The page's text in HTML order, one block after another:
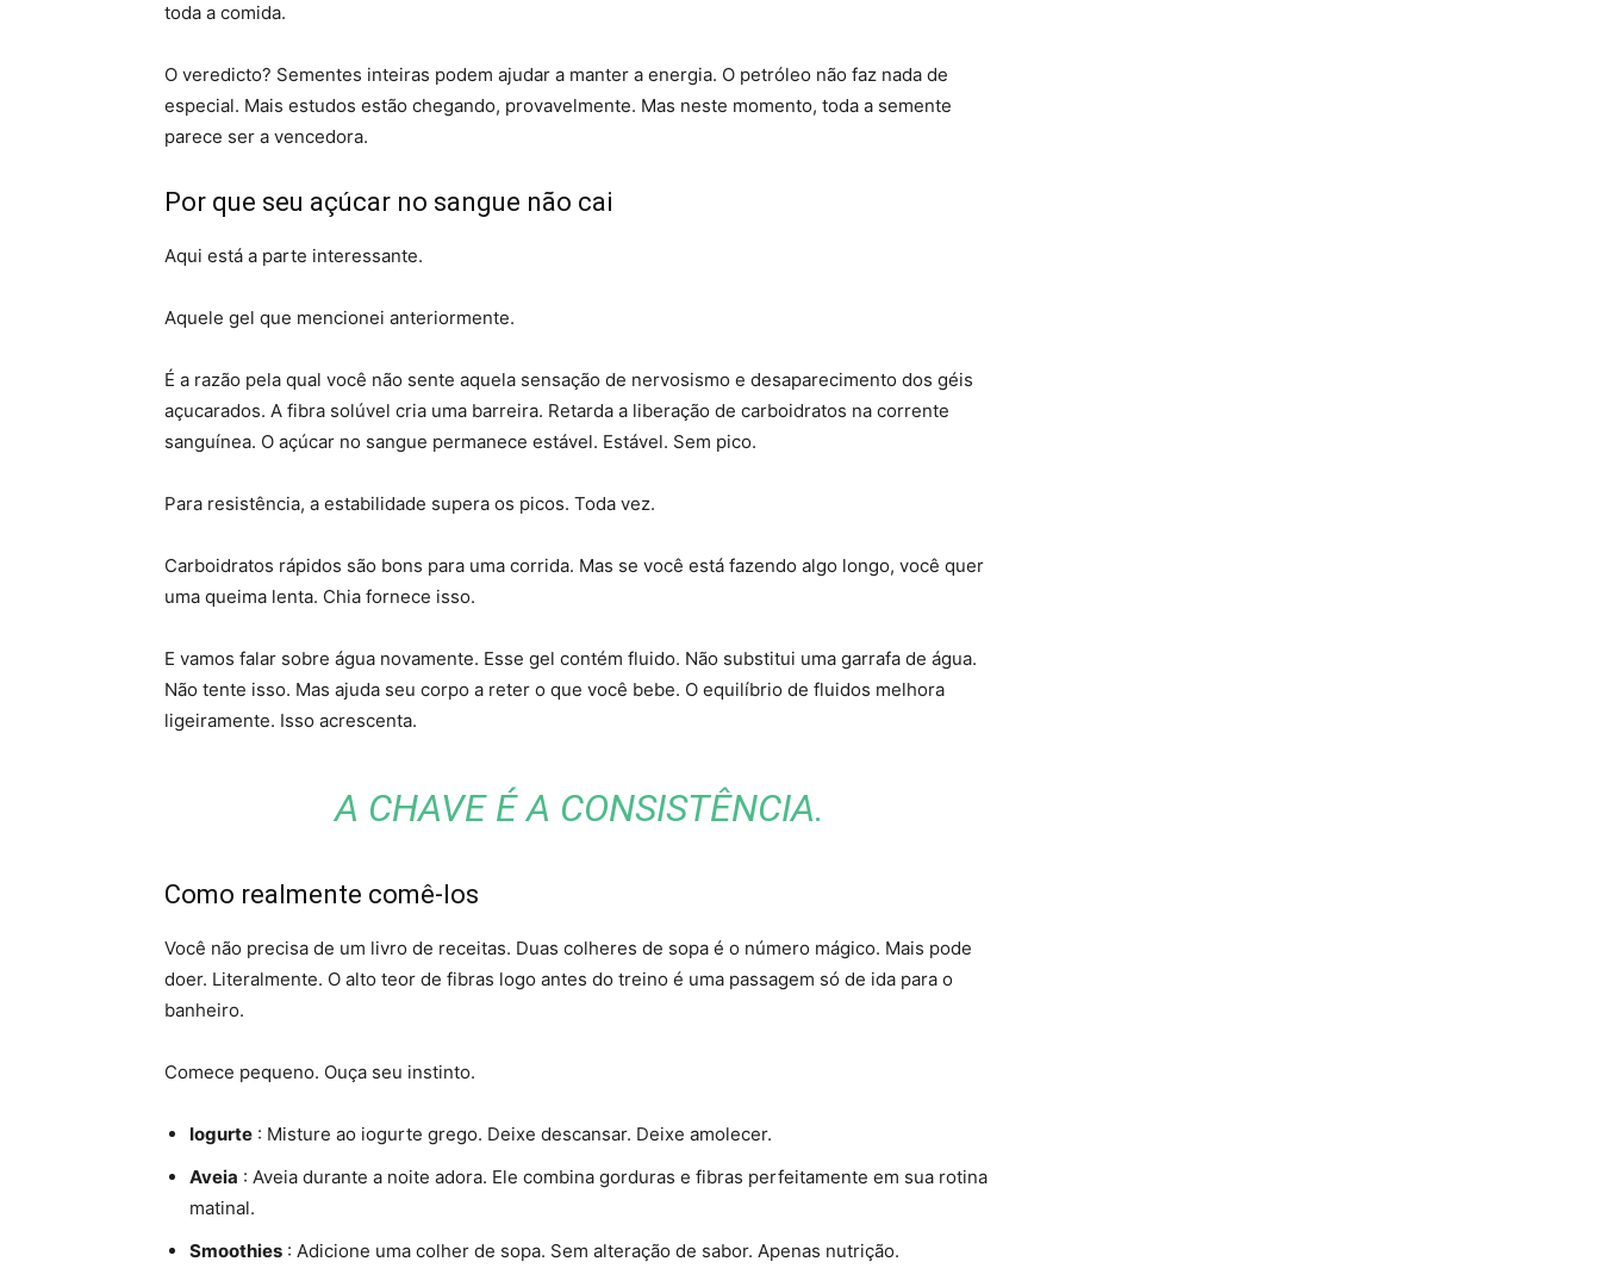
toda a comida.
O veredicto? Sementes inteiras podem ajudar a manter a energia. O petróleo não faz nada de
especial. Mais estudos estão chegando, provavelmente. Mas neste momento, toda a semente
parece ser a vencedora.
Por que seu açúcar no sangue não cai
Aqui está a parte interessante.
Aquele gel que mencionei anteriormente.
É a razão pela qual você não sente aquela sensação de nervosismo e desaparecimento dos géis
açucarados. A fibra solúvel cria uma barreira. Retarda a liberação de carboidratos na corrente
sanguínea. O açúcar no sangue permanece estável. Estável. Sem pico.
Para resistência, a estabilidade supera os picos. Toda vez.
Carboidratos rápidos são bons para uma corrida. Mas se você está fazendo algo longo, você quer
uma queima lenta. Chia fornece isso.
E vamos falar sobre água novamente. Esse gel contém fluido. Não substitui uma garrafa de água.
Não tente isso. Mas ajuda seu corpo a reter o que você bebe. O equilíbrio de fluidos melhora
ligeiramente. Isso acrescenta.
A CHAVE É A CONSISTÊNCIA.
Como realmente comê-los
Você não precisa de um livro de receitas. Duas colheres de sopa é o número mágico. Mais pode
doer. Literalmente. O alto teor de fibras logo antes do treino é uma passagem só de ida para o
banheiro.
Comece pequeno. Ouça seu instinto.
Iogurte : Misture ao iogurte grego. Deixe descansar. Deixe amolecer.
Aveia : Aveia durante a noite adora. Ele combina gorduras e fibras perfeitamente em sua rotina
matinal.
Smoothies : Adicione uma colher de sopa. Sem alteração de sabor. Apenas nutrição.